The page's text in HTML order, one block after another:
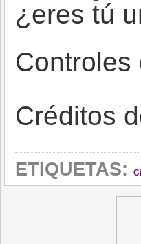
¿eres tú
Controles
Créditos
ETIQUETAS: